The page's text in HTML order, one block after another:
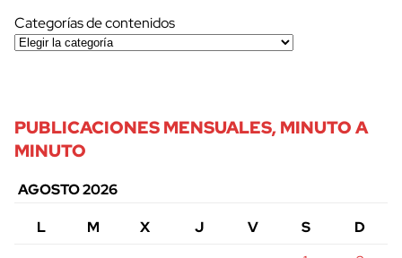
Categorías de contenidos
PUBLICACIONES MENSUALES, MINUTO A
MINUTO
AGOSTO 2026
L
M X J V S
D